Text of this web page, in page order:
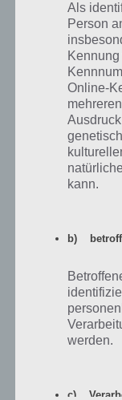
weiterverarbeiten.
hochzuleveln. Dabei
Stahlplatten
Als
Person
Online-
kann.
b)
werden.
c)